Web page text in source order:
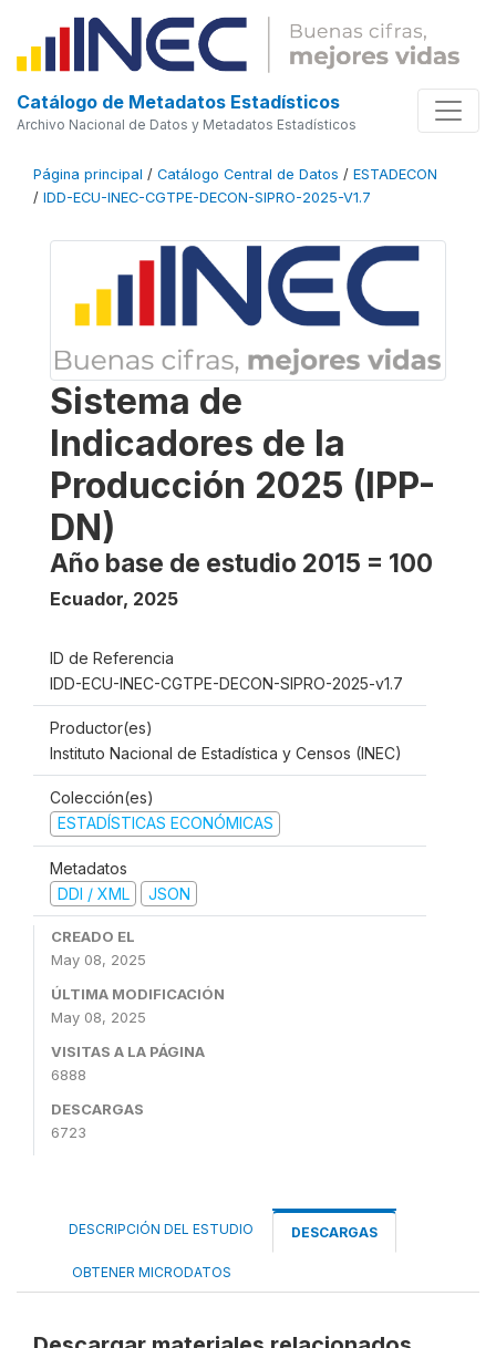
Catálogo de Metadatos Estadísticos
Archivo Nacional de Datos y Metadatos Estadísticos
Página principal / Catálogo Central de Datos / ESTADECON
/ IDD-ECU-INEC-CGTPE-DECON-SIPRO-2025-V1.7
Sistema de
Indicadores de la
Producción 2025 (IPP-
DN)
Año base de estudio 2015 = 100
Ecuador, 2025
ID de Referencia
IDD-ECU-INEC-CGTPE-DECON-SIPRO-2025-v1.7
Productor(es)
Instituto Nacional de Estadística y Censos (INEC)
Colección(es)
ESTADÍSTICAS ECONÓMICAS
Metadatos
DDI / XML
JSON
CREADO EL
May 08, 2025
ÚLTIMA MODIFICACIÓN
May 08, 2025
VISITAS A LA PÁGINA
6888
DESCARGAS
6723
DESCRIPCIÓN DEL ESTUDIO DESCARGAS
OBTENER MICRODATOS